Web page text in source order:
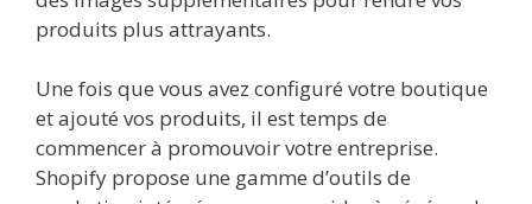
produits plus attrayants.
Une fois que vous avez configuré votre boutique
et ajouté vos produits, il est temps de
commencer à promouvoir votre entreprise.
Shopify propose une gamme d’outils de